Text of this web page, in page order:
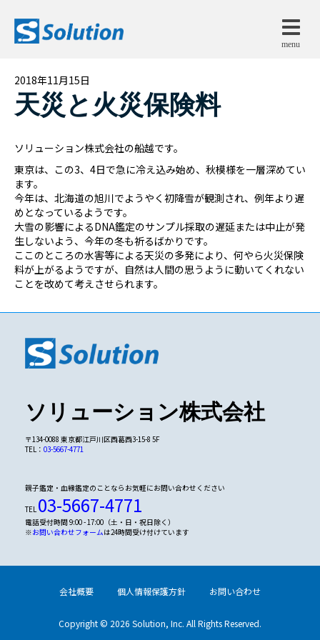
menu
2018年11月15日
天災と火災保険料
ソリューション株式会社の船越です。
東京は、この3、4日で急に冷え込み始め、秋模様を一層深めてい
ます。
今年は、北海道の旭川でようやく初降雪が観測され、例年より遅
めとなっているようです。
大雪の影響によるDNA鑑定のサンプル採取の遅延または中止が発
生しないよう、今年の冬も祈るばかりです。
ここのところの水害等による天災の多発により、何やら火災保険
料が上がるようですが、自然は人間の思うように動いてくれない
ことを改めて考えさせられます。
ソリューション株式会社
〒134-0088 東京都江戸川区西葛西3-15-8 5F
TEL： 03-5667-4771
親子鑑定・血縁鑑定のことならお気軽にお問い合わせください
TEL 03-5667-4771
電話受付時間 9:00 - 17:00（土・日・祝日除く）
※お問い合わせフォームは24時間受け付けています
会社概要 個人情報保護方針 お問い合わせ
Copyright © 2026 Solution, Inc. All Rights Reserved.